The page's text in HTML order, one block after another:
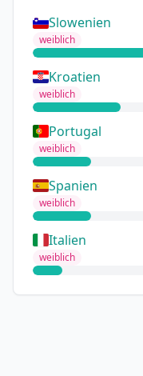
Slowenien
weiblich
Kroatien
weiblich
Portugal
weiblich
Spanien
weiblich
Italien
weiblich